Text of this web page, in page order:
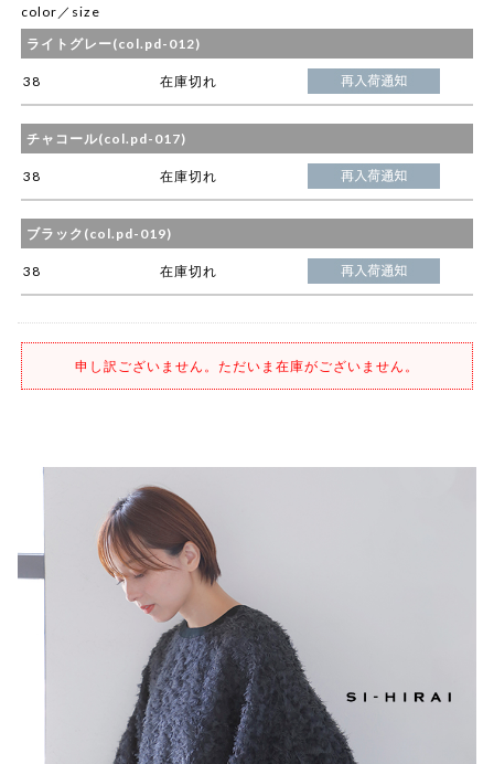
color／size
ライトグレー(col.pd-012)
38 在庫切れ
チャコール(col.pd-017)
38 在庫切れ
ブラック(col.pd-019)
38 在庫切れ
申し訳ございません。ただいま在庫がございません。